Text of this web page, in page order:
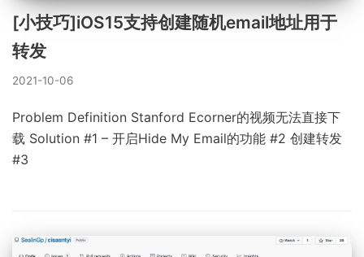
[小技巧]iOS15支持创建随机email地址用于
转发
2021-10-06
Problem Definition Stanford Ecorner的视频无法直接下
载 Solution #1 – 开启Hide My Email的功能 #2 创建转发
#3